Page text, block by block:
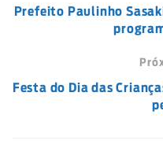
Prefeito Paulinho
Festa do Dia das